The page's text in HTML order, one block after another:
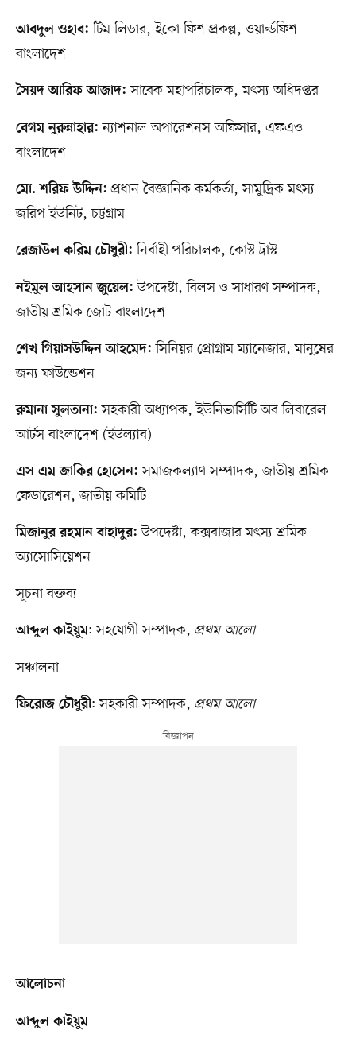
আবদুল ওহাব: টিম লিডার, ইকো ফিশ প্রকল্প, ওয়ার্ল্ডফিশ
বাংলাদেশ
সৈয়দ আরিফ আজাদ: সাবেক মহাপরিচালক, মৎস্য অধিদপ্তর
বেগম নুরুন্নাহার:ন্যাশনাল অপারেশনস অফিসার, এফএও
বাংলাদেশ
মো. শরিফ উদ্দিন:প্রধান বৈজ্ঞানিক কর্মকর্তা, সামুদ্রিক মৎস্য
জরিপ ইউনিট, চট্টগ্রাম
রেজাউল করিম চৌধুরী: নির্বাহী পরিচালক, কোস্ট ট্রাস্ট
নইমুল আহসান জুয়েল:উপদেষ্টা, বিলস ও সাধারণ সম্পাদক,
জাতীয় শ্রমিক জোট বাংলাদেশ
শেখ গিয়াসউদ্দিন আহমেদ: সিনিয়র প্রোগ্রাম ম্যানেজার, মানুষের
জন্য ফাউন্ডেশন
রুমানা সুলতানা: সহকারী অধ্যাপক, ইউনিভার্সিটি অব লিবারেল
আর্টস বাংলাদেশ (ইউল্যাব)
এস এম জাকির হোসেন: সমাজকল্যাণ সম্পাদক, জাতীয় শ্রমিক
ফেডারেশন, জাতীয় কমিটি
মিজানুর রহমান বাহাদুর: উপদেষ্টা, কক্সবাজার মৎস্য শ্রমিক
অ্যাসোসিয়েশন
সূচনা বক্তব্য
আব্দুল কাইয়ুম: সহযোগী সম্পাদক, প্রথম আলো
সঞ্চালনা
ফিরোজ চৌধুরী: সহকারী সম্পাদক, প্রথম আলো
আলোচনা
আব্দুল কাইয়ুম